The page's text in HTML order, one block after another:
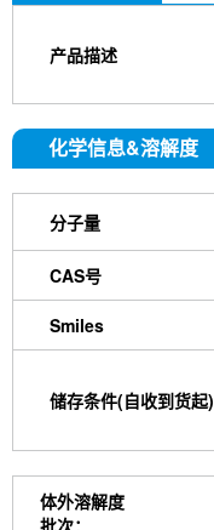
产品描述
化学信息&溶解度
分子量
CAS号
Smiles
储存条件(自收到货起)
体外溶解度
批次：